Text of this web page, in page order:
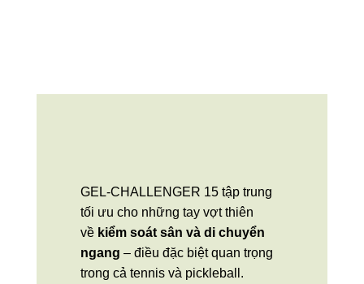
GEL-CHALLENGER 15 tập trung
tối ưu cho những tay vợt thiên
về kiểm soát sân và di chuyển
ngang – điều đặc biệt quan trọng
trong cả tennis và pickleball.